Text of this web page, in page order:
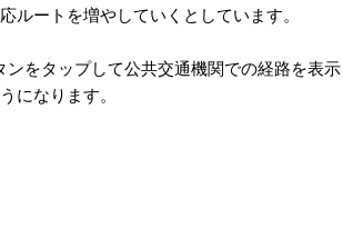
ートを増やしていくとしています。
をタップして公共交通機関での経路を表
になります。